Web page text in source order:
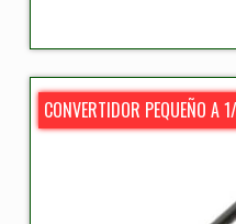
CONVERTIDOR PEQUEÑO A